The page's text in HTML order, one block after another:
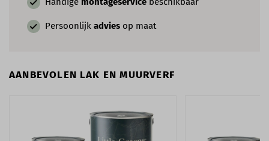
Persoonlijk advies op maat
AANBEVOLEN LAK EN MUURVERF